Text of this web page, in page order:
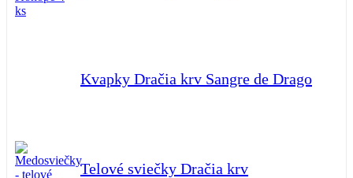
Kvapky Dračia krv Sangre de Drago
Telové sviečky Dračia krv